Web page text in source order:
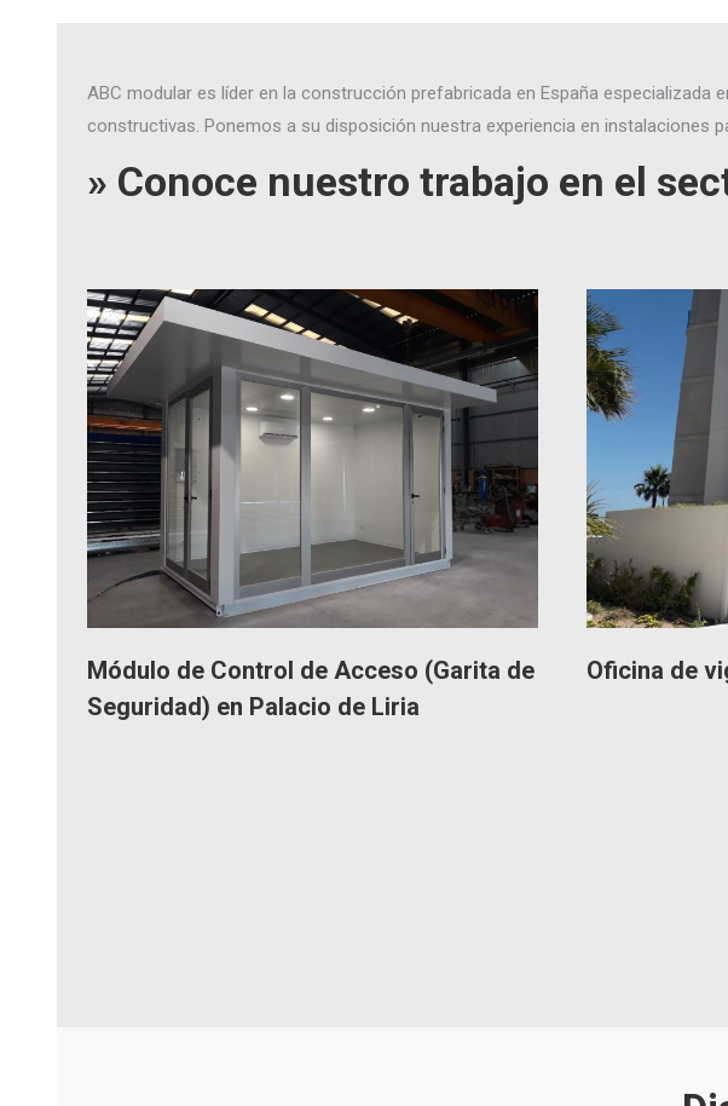
ABC modular es líder en la construcción prefabricada en España
constructivas. Ponemos a su disposición nuestra experiencia en instalaciones
» Conoce nuestro trabajo en el
Módulo de Control de Acceso (Garita de
Seguridad) en Palacio de Liria
Oficina de